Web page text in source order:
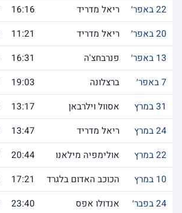
22 באפר׳
ריאל מדריד 16:16
20 באפר׳
ריאל מדריד 11:21
13 באפר׳
פנרבחצ'ה 16:31
7 באפר׳
ברצלונה 19:03
31 במרץ
אסוול וילרבאן 13:17
24 במרץ
ריאל מדריד 13:47
22 במרץ
אולימפיה מילאנו 20:44
10 במרץ
הכוכב האדום בלגרד 17:21
24 בפבר׳
אנדולו אפס 23:40